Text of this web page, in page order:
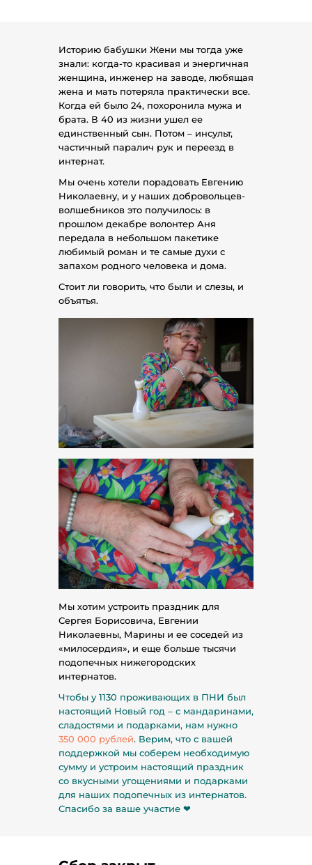
Мы хотим устроить праздник для
Сергея Борисовича, Евгении
Николаевны, Марины и ее соседей из
«милосердия», и еще больше тысячи
подопечных нижегородских
интернатов.
Историю бабушки Жени мы тогда уже
знали: когда-то красивая и энергичная
женщина, инженер на заводе, любящая
жена и мать потеряла практически все.
Когда ей было 24, похоронила мужа и
брата. В 40 из жизни ушел ее
единственный сын. Потом – инсульт,
частичный паралич рук и переезд в
интернат.
Мы очень хотели порадовать Евгению
Николаевну, и у наших добровольцев-
волшебников это получилось: в
прошлом декабре волонтер Аня
передала в небольшом пакетике
любимый роман и те самые духи с
запахом родного человека и дома.
Чтобы у 1130 проживающих в ПНИ был
настоящий Новый год – с мандаринами,
сладостями и подарками, нам нужно
350 000 рублей. Верим, что с вашей
поддержкой мы соберем необходимую
сумму и устроим настоящий праздник
со вкусными угощениями и подарками
для наших подопечных из интернатов.
Спасибо за ваше участие ❤
Стоит ли говорить, что были и слезы, и
объятья.